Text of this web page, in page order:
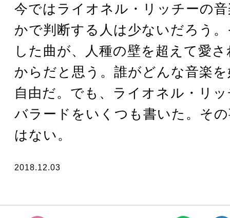
今ではライオネル・リッチーの
かで判断する人は少ないだろう
した曲が、人種の壁を超えて愛
からだと思う。誰がどんな音楽
自由だ。でも、ライオネル・リ
バラードをいくつも書いた。そ
はない。
2018.12.03